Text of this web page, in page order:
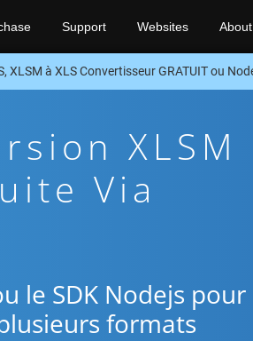
Support Websites About
XLSM à XLS Convertisseur GRATUIT ou
XLSM
Via
le SDK Nodejs pour
formats